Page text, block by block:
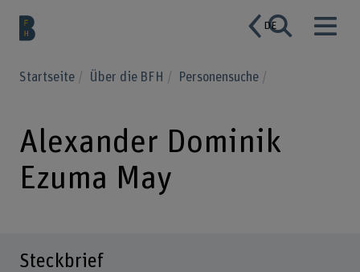
DE
Startseite Über die BFH Personensuche
Alexander Dominik
Ezuma May
Steckbrief